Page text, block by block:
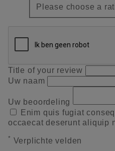
Please choose a
Title of your review
Uw naam
Uw beoordeling
Enim quis fugiat
occaecat deserunt aliquip
* Verplichte velden